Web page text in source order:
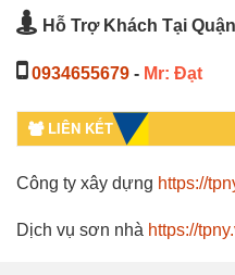
Hỗ Trợ Khách Tại
0934655679 - Mr: Đạt
LIÊN KẾT
Công ty xây dựng https://
Dịch vụ sơn nhà https://